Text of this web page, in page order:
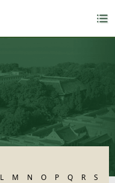
L M N O P Q R
S